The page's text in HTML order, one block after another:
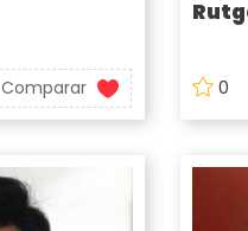
Comparar 0